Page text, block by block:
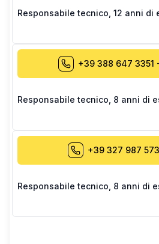
Responsabile tecnico 12 anni di
+39 388 647 3351
Responsabile tecnico 8 anni di
+39 327 987
Responsabile tecnico 8 anni di